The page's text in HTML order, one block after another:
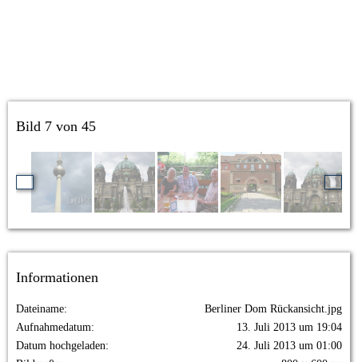
Bild 7 von 45
Informationen
Dateiname
Berliner Dom Rückansicht.jpg
Aufnahmedatum
13. Juli 2013 um 19:04
Datum hochgeladen
24. Juli 2013 um 01:00